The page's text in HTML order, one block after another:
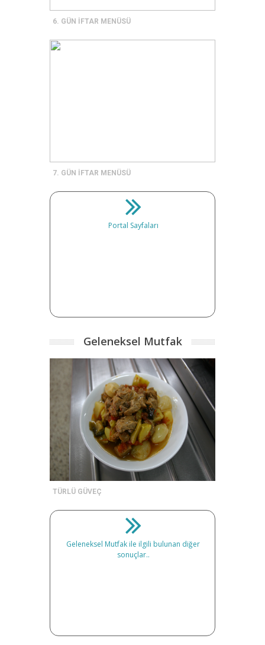
6. GÜN İFTAR MENÜSÜ
7. GÜN İFTAR MENÜSÜ
Portal Sayfaları
Geleneksel Mutfak
TÜRLÜ GÜVEÇ
Geleneksel Mutfak ile ilgili bulunan diğer
sonuçlar..